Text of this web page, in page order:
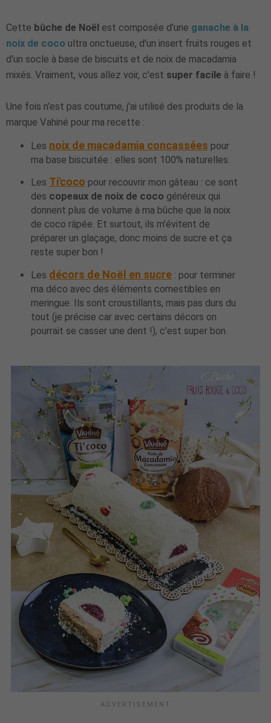
Cette bûche de Noël est composée d'une ganache à la
noix de coco ultra onctueuse, d'un insert fruits rouges et
d'un socle à base de biscuits et de noix de macadamia
mixés. Vraiment, vous allez voir, c'est super facile à faire !
Une fois n'est pas coutume, j'ai utilisé des produits de la
marque Vahiné pour ma recette :
Les noix de macadamia concassées pour
ma base biscuitée : elles sont 100% naturelles.
Les Ti'coco pour recouvrir mon gâteau : ce sont
des copeaux de noix de coco généreux qui
donnent plus de volume à ma bûche que la noix
de coco râpée. Et surtout, ils m'évitent de
préparer un glaçage, donc moins de sucre et ça
reste super bon !
Les décors de Noël en sucre : pour terminer
ma déco avec des éléments comestibles en
meringue. Ils sont croustillants, mais pas durs du
tout (je précise car avec certains décors on
pourrait se casser une dent !), c'est super bon.